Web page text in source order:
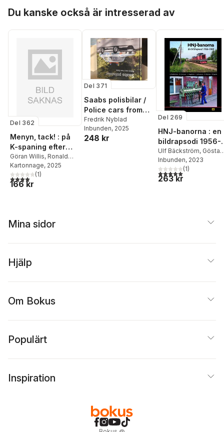
Du kanske också är intresserad av
Del 362
Menyn, tack! : på
K-spaning efter
klassiska
järnvägsrestauran
ger
Göran Willis, Ronald
Åman
Kartonnage, 2025
4,0utav 5 stjärnor. Totalt antal röster:
(1)
166 kr
Del 371
Saabs polisbilar /
Police cars from
Saab
Fredrik Nyblad
Inbunden, 2025
248 kr
Del 269
HNJ-banorna : en
bildrapsodi 1956-
1989
Ulf Bäckström, Gösta
Carlsson
Inbunden, 2023
5,0utav 5 stjärnor.
(1)
263 kr
Mina sidor
Hjälp
Om Bokus
Populärt
Inspiration